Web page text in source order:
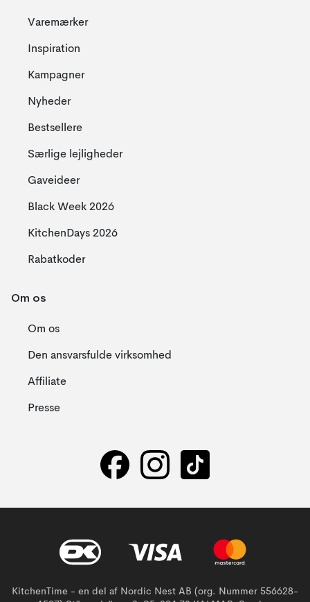
Varemærker
Inspiration
Kampagner
Nyheder
Bestsellere
Særlige lejligheder
Gaveideer
Black Week 2026
KitchenDays 2026
Rabatkoder
Om os
Om os
Den ansvarsfulde virksomhed
Affiliate
Presse
KitchenTime - en del af Nordic Nest AB (org. Nummer 556628-